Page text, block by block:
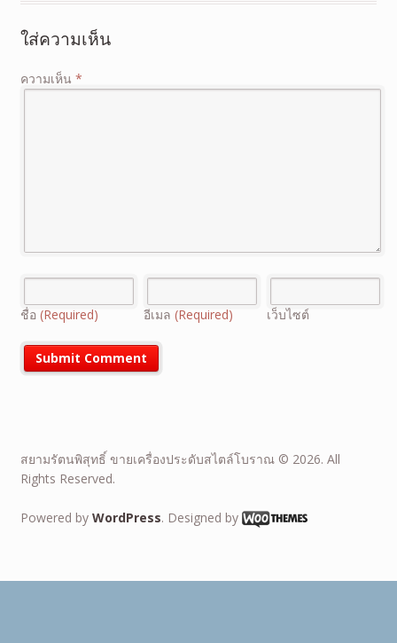
ใส่ความเห็น
ความเห็น *
ชื่อ (Required) อีเมล (Required) เว็บไซต์
สยามรัตนพิสุทธิ์ ขายเครื่องประดับสไตล์โบราณ © 2026. All
Rights Reserved.
Powered by WordPress. Designed by